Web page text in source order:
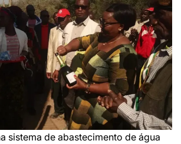
sistema de abastecimento de água